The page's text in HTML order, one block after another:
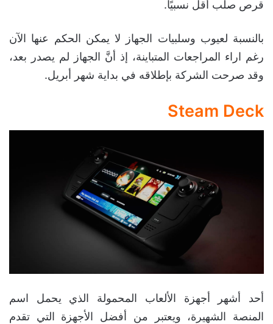
قرص صلب أقل نسبيًا.
بالنسبة لعيوب وسلبيات الجهاز لا يمكن الحكم عنها الآن
رغم اراء المراجعات المتباينة، إذ أنَّ الجهاز لم يصدر بعد،
وقد صرحت الشركة بإطلاقه في بداية شهر أبريل.
Steam Deck
أحد أشهر أجهزة الألعاب المحمولة الذي يحمل اسم
المنصة الشهيرة، ويعتبر من أفضل الأجهزة التي تقدم